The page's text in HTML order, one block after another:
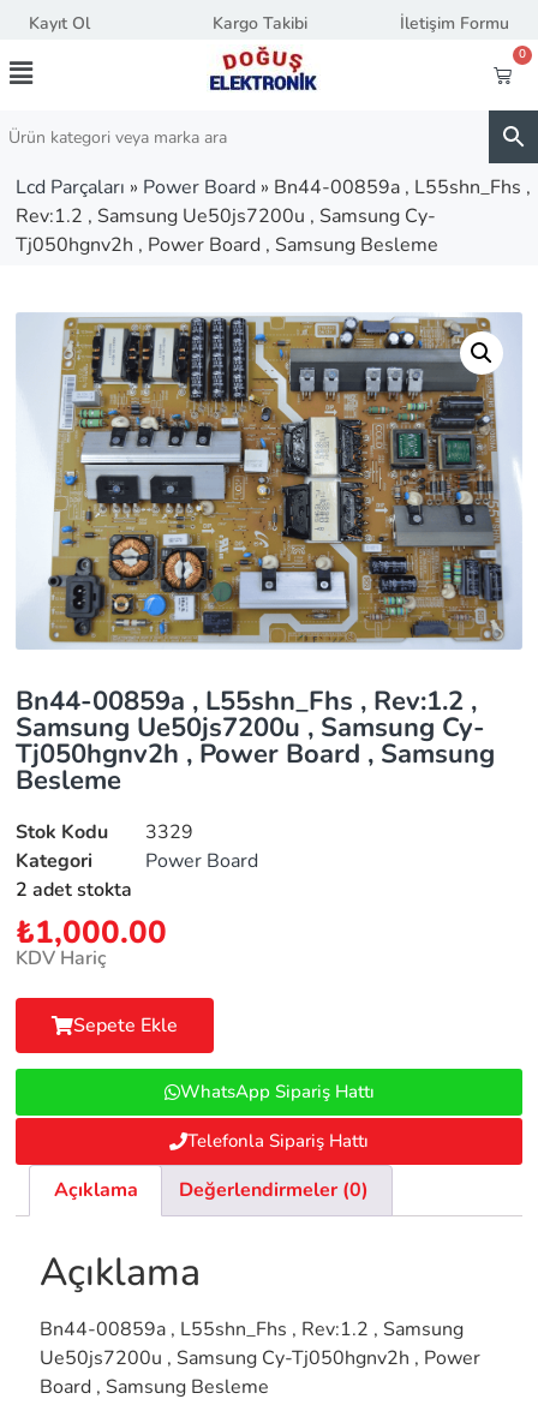
Kayıt Ol Kargo Takibi İletişim Formu
0
Lcd Parçaları » Power Board » Bn44-00859a , L55shn_Fhs ,
Rev:1.2 , Samsung Ue50js7200u , Samsung Cy-
Tj050hgnv2h , Power Board , Samsung Besleme
Bn44-00859a , L55shn_Fhs , Rev:1.2 ,
Samsung Ue50js7200u , Samsung Cy-
Tj050hgnv2h , Power Board , Samsung
Besleme
Stok Kodu
3329
Kategori
Power Board
2 adet stokta
₺1,000.00
KDV Hariç
Sepete Ekle
WhatsApp Sipariş Hattı
Telefonla Sipariş Hattı
Açıklama Değerlendirmeler (0)
Açıklama
Bn44-00859a , L55shn_Fhs , Rev:1.2 , Samsung
Ue50js7200u , Samsung Cy-Tj050hgnv2h , Power
Board , Samsung Besleme